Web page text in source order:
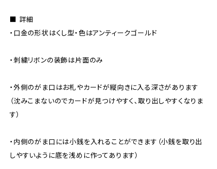
■ 詳細
・口金の形状はくし型・色はアンティークゴールド
・刺繍リボンの装飾は片面のみ
・外側のがま口はお札やカードが縦向きに入る深さがあります
（沈みこまないのでカードが見つけやすく、取り出しやすくなりま
す）
・内側のがま口には小銭を入れることができます（小銭を取り出
しやすいように底を浅めに作ってあります）